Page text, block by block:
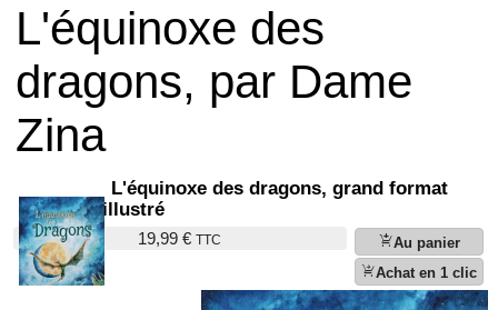
L'équinoxe des
dragons, par Dame
Zina
L'équinoxe des dragons, grand format
illustré
19,99 € TTC add_shopping_cartAu panier
shopping_cart_checkoutAchat en 1 clic